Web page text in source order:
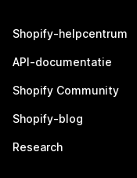
Shopify-helpcentrum
API-documentatie
Shopify Community
Shopify-blog
Research